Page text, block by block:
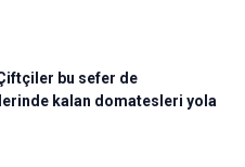
bu sefer de
kalan domatesleri yola